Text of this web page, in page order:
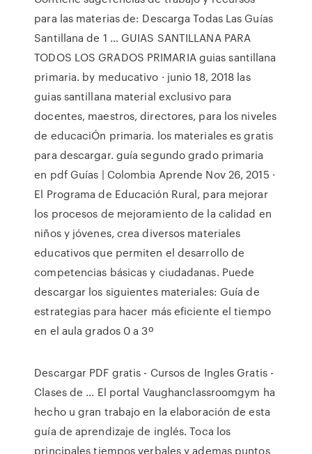
para las materias de: Descarga Todas Las Guías
Santillana de 1 … GUIAS SANTILLANA PARA
TODOS LOS GRADOS PRIMARIA guias santillana
primaria. by meducativo · junio 18, 2018 las
guias santillana material exclusivo para
docentes, maestros, directores, para los niveles
de educaciÓn primaria. los materiales es gratis
para descargar. guía segundo grado primaria
en pdf Guías | Colombia Aprende Nov 26, 2015 ·
El Programa de Educación Rural, para mejorar
los procesos de mejoramiento de la calidad en
niños y jóvenes, crea diversos materiales
educativos que permiten el desarrollo de
competencias básicas y ciudadanas. Puede
descargar los siguientes materiales: Guía de
estrategias para hacer más eficiente el tiempo
en el aula grados 0 a 3º
Descargar PDF gratis - Cursos de Ingles Gratis -
Clases de ... El portal Vaughanclassroomgym ha
hecho u gran trabajo en la elaboración de esta
guía de aprendizaje de inglés. Toca los
principales tiempos verbales y ademas puntos